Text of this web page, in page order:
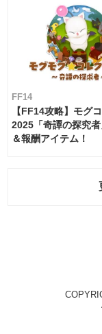
FF14
【FF14攻略】モグ
2025「奇譚の探究
＆報酬アイテム！